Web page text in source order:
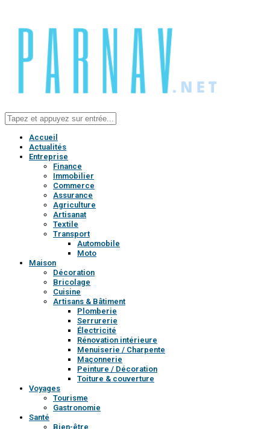
Accueil
Actualités
Entreprise
Finance
Immobilier
Commerce
Assurance
Agriculture
Artisanat
Textile
Transport
Automobile
Moto
Maison
Décoration
Bricolage
Cuisine
Artisans & Bâtiment
Plomberie
Serrurerie
Électricité
Rénovation intérieure
Menuiserie / Charpente
Maçonnerie
Peinture / Décoration
Toiture & couverture
Voyages
Tourisme
Gastronomie
Santé
Bien-être